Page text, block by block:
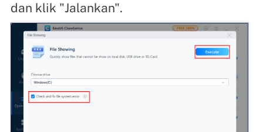
dan klik "Jalankan".